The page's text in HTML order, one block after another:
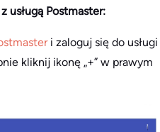
usługą Postmaster:
i zaloguj się do usługi
kliknij ikonę „+” w prawym